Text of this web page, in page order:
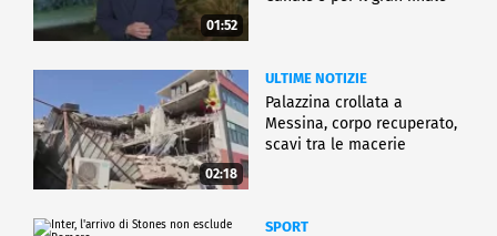
01:52
02:18
ULTIME NOTIZIE
Palazzina crollata a
Messina, corpo recuperato,
scavi tra le macerie
SPORT